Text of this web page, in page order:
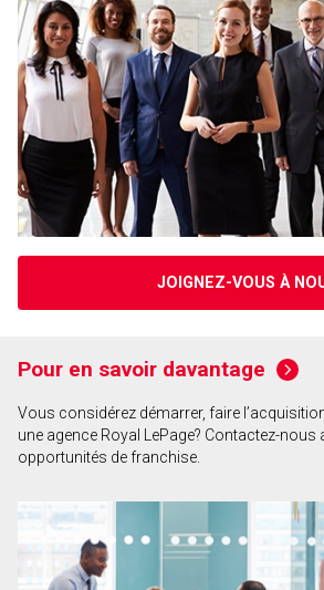
JOIGNEZ-VOUS À
Pour en savoir davantage
Vous considérez démarrer, faire
une agence Royal LePage? Contactez-nous
opportunités de franchise.